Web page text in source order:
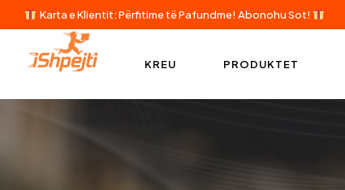
Karta e Klientit: Përfitime të Pafundme! Abonohu Sot!
KREU PRODUKTET